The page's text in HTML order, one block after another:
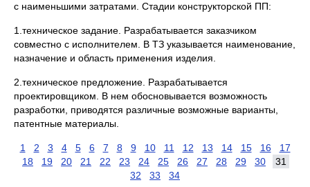
с наименьшими затратами. Стадии конструкторской ПП:
1.техническое задание. Разрабатывается заказчиком
совместно с исполнителем. В ТЗ указывается наименование,
назначение и область применения изделия.
2.техническое предложение. Разрабатывается
проектировщиком. В нем обосновывается возможность
разработки, приводятся различные возможные варианты,
патентные материалы.
1 2 3 4 5 6 7 8 9 10 11 12 13 14 15 16
17
18
19 20 21 22 23 24 25 26 27 28 29 30
31
32
33 34